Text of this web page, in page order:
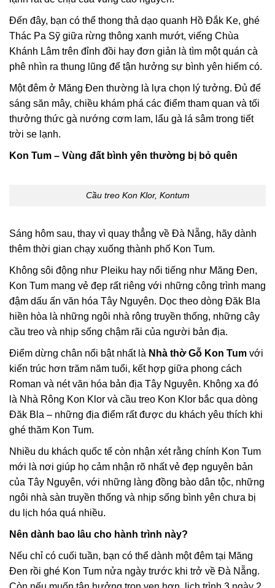
Đến đây, bạn có thể thong thả dạo quanh Hồ Đắk Ke, ghé
Thác Pa Sỹ giữa rừng thông xanh mướt, viếng Chùa
Khánh Lâm trên đỉnh đồi hay đơn giản là tìm một quán cà
phê nhìn ra thung lũng để tận hưởng sự bình yên hiếm có.
Một đêm ở Măng Đen thường là lựa chọn lý tưởng. Đủ để
sáng săn mây, chiều khám phá các điểm tham quan và tối
thưởng thức gà nướng cơm lam, lẩu gà lá sâm trong tiết
trời se lạnh.
Kon Tum – Vùng đất bình yên thường bị bỏ quên
Cầu treo Kon Klor, Kontum
Sáng hôm sau, thay vì quay thẳng về Đà Nẵng, hãy dành
thêm thời gian chạy xuống thành phố Kon Tum.
Không sôi động như Pleiku hay nổi tiếng như Măng Đen,
Kon Tum mang vẻ đẹp rất riêng với những công trình mang
đậm dấu ấn văn hóa Tây Nguyên. Dọc theo dòng Đăk Bla
hiền hòa là những ngôi nhà rông truyền thống, những cây
cầu treo và nhịp sống chậm rãi của người bản địa.
Điểm dừng chân nổi bật nhất là Nhà thờ Gỗ Kon Tum với
kiến trúc hơn trăm năm tuổi, kết hợp giữa phong cách
Roman và nét văn hóa bản địa Tây Nguyên. Không xa đó
là Nhà Rông Kon Klor và cầu treo Kon Klor bắc qua dòng
Đăk Bla – những địa điểm rất được du khách yêu thích khi
ghé thăm Kon Tum.
Nhiều du khách quốc tế còn nhận xét rằng chính Kon Tum
mới là nơi giúp họ cảm nhận rõ nhất vẻ đẹp nguyên bản
của Tây Nguyên, với những làng đồng bào dân tộc, những
ngôi nhà sàn truyền thống và nhịp sống bình yên chưa bị
du lịch hóa quá nhiều.
Nên dành bao lâu cho hành trình này?
Nếu chỉ có cuối tuần, bạn có thể dành một đêm tại Măng
Đen rồi ghé Kon Tum nửa ngày trước khi trở về Đà Nẵng.